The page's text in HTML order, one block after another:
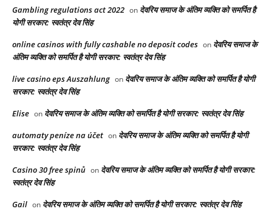
Gambling regulations act 2022 on देवरिय समाज के अंतिम व्यक्ति को समर्पित है
योगी सरकार: स्वतंत्र देव सिंह
online casinos with fully cashable no deposit codes on देवरिय समाज के
अंतिम व्यक्ति को समर्पित है योगी सरकार: स्वतंत्र देव सिंह
live casino eps Auszahlung on देवरिय समाज के अंतिम व्यक्ति को समर्पित है योगी
सरकार: स्वतंत्र देव सिंह
Elise on देवरिय समाज के अंतिम व्यक्ति को समर्पित है योगी सरकार: स्वतंत्र देव सिंह
automaty peníze na účet on देवरिय समाज के अंतिम व्यक्ति को समर्पित है योगी
सरकार: स्वतंत्र देव सिंह
Casino 30 free spinů on देवरिय समाज के अंतिम व्यक्ति को समर्पित है योगी सरकार:
स्वतंत्र देव सिंह
Gail on देवरिय समाज के अंतिम व्यक्ति को समर्पित है योगी सरकार: स्वतंत्र देव सिंह